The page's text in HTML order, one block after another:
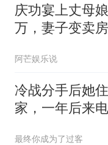
庆功宴上丈母
万，妻子变卖
阿芒娱乐说
冷战分手后她
家，一年后来
最终你成为了过客